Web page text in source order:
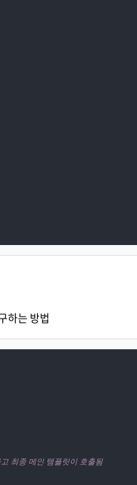
하는 방법
최종 메인 템플릿이 호출됨